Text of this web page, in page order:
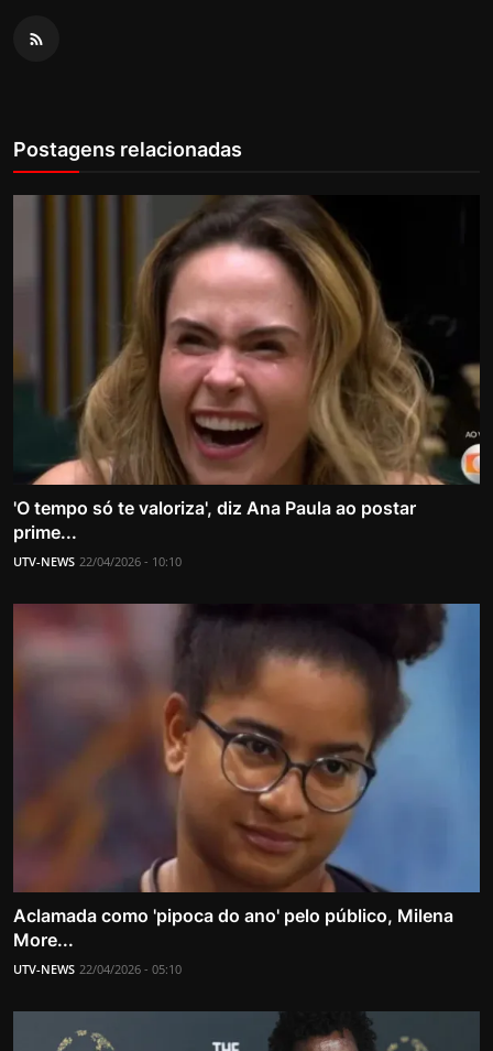
Postagens relacionadas
'O tempo só te valoriza', diz Ana Paula ao postar
prime...
UTV-NEWS 22/04/2026 - 10:10
Aclamada como 'pipoca do ano' pelo público, Milena
More...
UTV-NEWS 22/04/2026 - 05:10